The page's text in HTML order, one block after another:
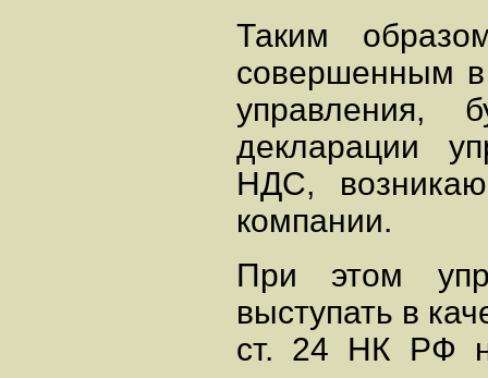
Таким
совершенным в
управления,
декларации
НДС,
компании.
При этом
выступать в
ст. 24 НК РФ